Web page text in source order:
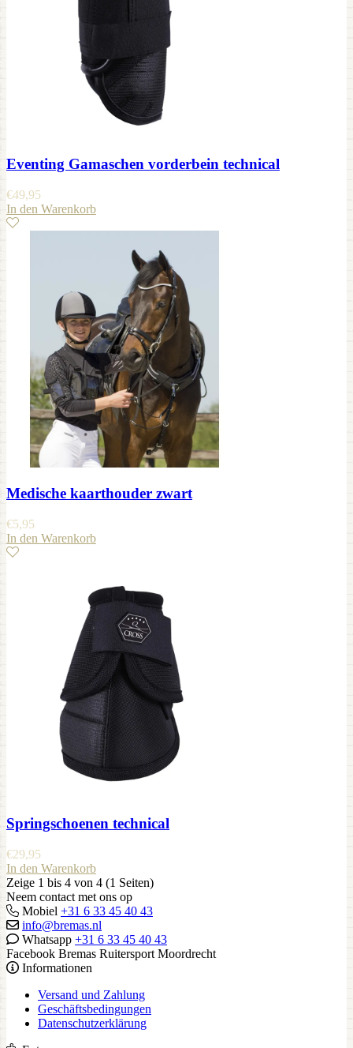
Eventing Gamaschen vorderbein technical
€49,95
In den Warenkorb
Medische kaarthouder zwart
€5,95
In den Warenkorb
Springschoenen technical
€29,95
In den Warenkorb
Zeige 1 bis 4 von 4 (1 Seiten)
Neem contact met ons op
Mobiel +31 6 33 45 40 43
info@bremas.nl
Whatsapp +31 6 33 45 40 43
Facebook Bremas Ruitersport Moordrecht
Informationen
Versand und Zahlung
Geschäftsbedingungen
Datenschutzerklärung